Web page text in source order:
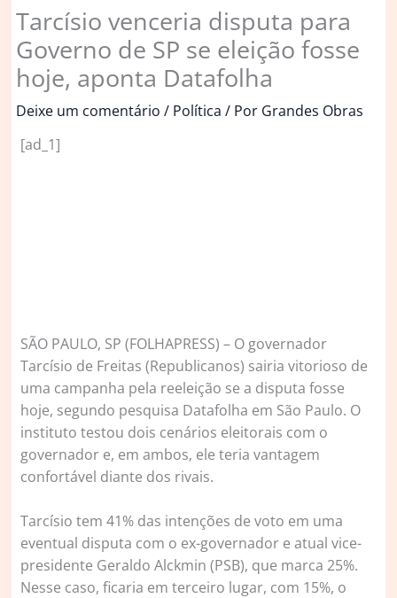
Tarcísio venceria disputa para
Governo de SP se eleição fosse
hoje, aponta Datafolha
Deixe um comentário / Política / Por Grandes Obras
[ad_1]
SÃO PAULO, SP (FOLHAPRESS) – O governador
Tarcísio de Freitas (Republicanos) sairia vitorioso de
uma campanha pela reeleição se a disputa fosse
hoje, segundo pesquisa Datafolha em São Paulo. O
instituto testou dois cenários eleitorais com o
governador e, em ambos, ele teria vantagem
confortável diante dos rivais.
Tarcísio tem 41% das intenções de voto em uma
eventual disputa com o ex-governador e atual vice-
presidente Geraldo Alckmin (PSB), que marca 25%.
Nesse caso, ficaria em terceiro lugar, com 15%, o